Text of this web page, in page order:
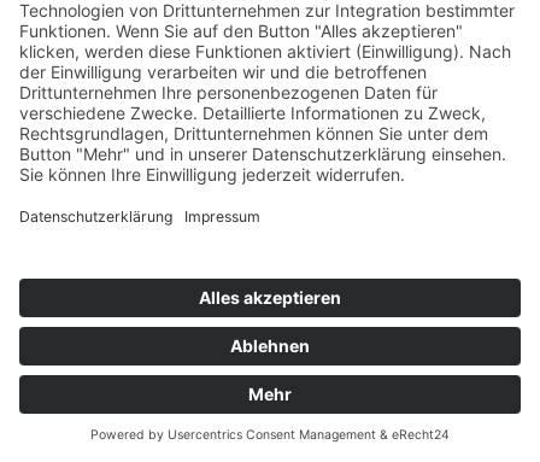
Auf Wunsch können Sie Ihre neuen Möbel auch ganz bequem in
Raten zahlen, Bonität vorausgesetzt. Vermittlung erfolgt
aussschließlich für den Kreditgeber TARGOBANK AG & Co.
KGaA, Harry-Epstein-Platz 5, 47051 Duisburg.
Kontaktieren Sie uns
Name
E-Mail
Nachricht
Datenschutzzustimmung